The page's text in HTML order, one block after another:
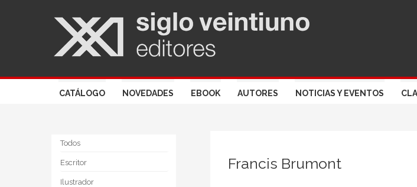
CATÁLOGO NOVEDADES EBOOK AUTORES NOTICIAS Y EVENTOS
Todos
Escritor
Ilustrador
Francis Brumont